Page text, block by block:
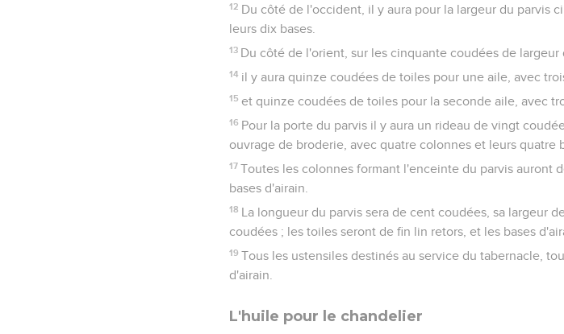
12 Du côté de l'occident, il y aura pour la largeur du parvis
leurs dix bases.
13 Du côté de l'orient, sur les cinquante coudées de largeur
14 il y aura quinze coudées de toiles pour une aile, avec
15 et quinze coudées de toiles pour la seconde aile, avec
16 Pour la porte du parvis il y aura un rideau de vingt
ouvrage de broderie, avec quatre colonnes et leurs quatre
17 Toutes les colonnes formant l'enceinte du parvis auront
bases d'airain.
18 La longueur du parvis sera de cent coudées, sa largeur
coudées ; les toiles seront de fin lin retors, et les bases
19 Tous les ustensiles destinés au service du tabernacle,
d'airain.
L'huile pour le chandelier